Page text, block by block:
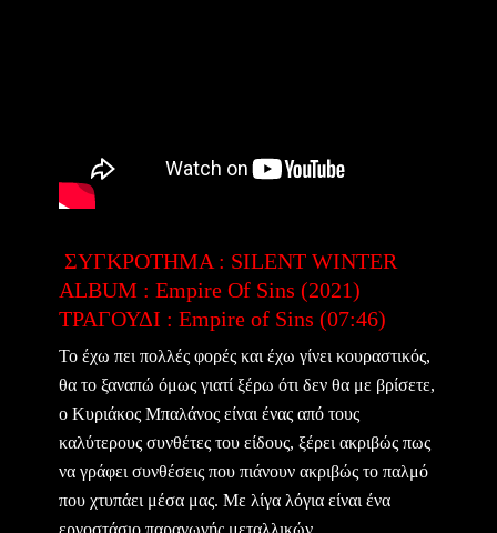
ΣΥΓΚΡΟΤΗΜΑ : SILENT WINTER
ALBUM : Empire Of Sins (2021)
ΤΡΑΓΟΥΔΙ : Empire of Sins (07:46)
Το έχω πει πολλές φορές και έχω γίνει κουραστικός,
θα το ξαναπώ όμως γιατί ξέρω ότι δεν θα με βρίσετε,
ο Κυριάκος Μπαλάνος είναι ένας από τους
καλύτερους συνθέτες του είδους, ξέρει ακριβώς πως
να γράφει συνθέσεις που πιάνουν ακριβώς το παλμό
που χτυπάει μέσα μας. Με λίγα λόγια είναι ένα
εργοστάσιο παραγωγής μεταλλικών